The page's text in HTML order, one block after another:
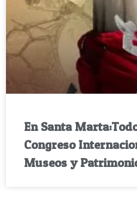
En Santa
Congreso
Museos y